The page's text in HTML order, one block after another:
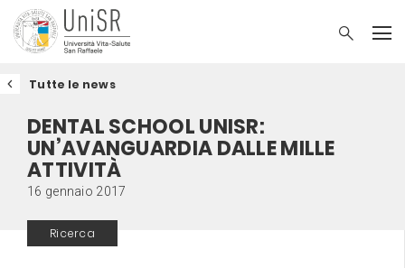
Tutte le news
DENTAL SCHOOL UNISR:
UN’AVANGUARDIA DALLE MILLE
ATTIVITÀ
16 gennaio 2017
Ricerca